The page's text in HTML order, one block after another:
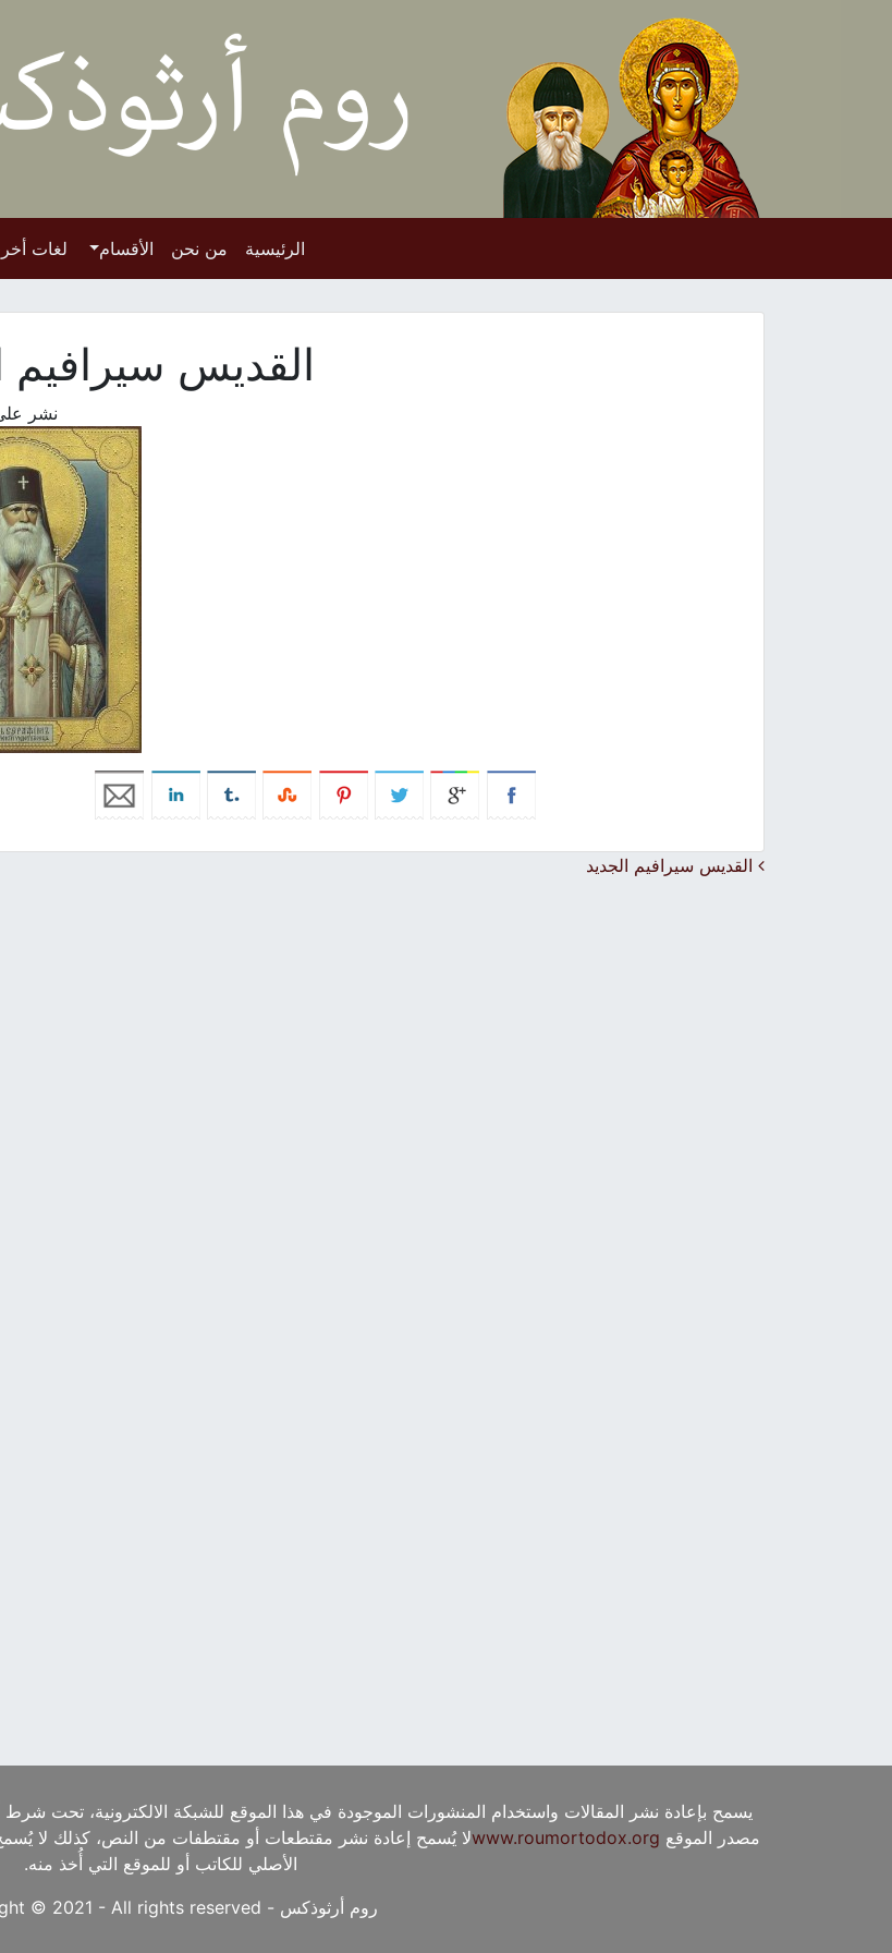
الرئيسية من نحن الأقسام لغات
القديس سيرافيم
نشر
Post navigation
القديس سيرافيم الجديد
يسمح بإعادة نشر المقالات واستخدام المنشورات الموجودة في هذا الموقع للشبكة الالكترونية، تحت
مصدر الموقع www.roumortodox.orgلا يُسمح إعادة نشر مقتطعات أو مقتطفات من النص، كذلك لا
الأصلي للكاتب أو للموقع التي أُخذ منه.
روم أرثوذكس - Copyright © 2021 - All rights reserved